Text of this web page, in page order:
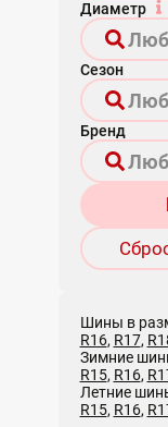
Диаметр
Сезон
Бренд
Шины в
R16, R17,
Зимние
R15, R16,
Летние
R15, R16,